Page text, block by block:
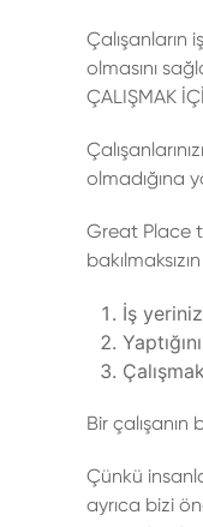
Çalışanların
olmasını
ÇALIŞMAK
olmadığına
Great Place
İş
Bir
Çünkü
ayrıca bizi